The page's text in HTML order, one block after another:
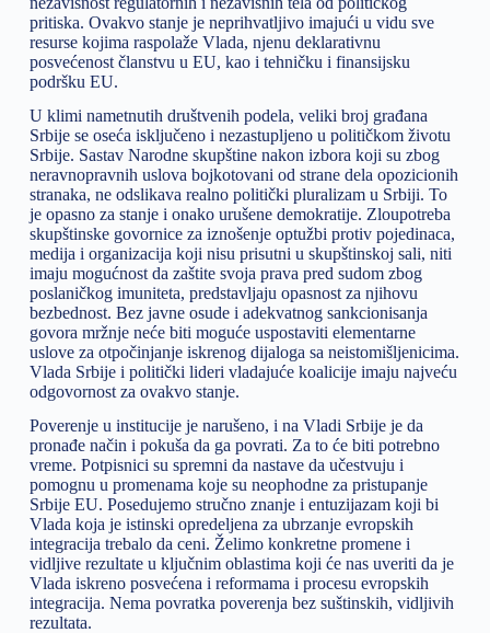
pritiska. Ovakvo stanje je neprihvatljivo imajući u vidu sve
resurse kojima raspolaže Vlada, njenu deklarativnu
posvećenost članstvu u EU, kao i tehničku i finansijsku
podršku EU.
U klimi nametnutih društvenih podela, veliki broj građana
Srbije se oseća isključeno i nezastupljeno u političkom životu
Srbije. Sastav Narodne skupštine nakon izbora koji su zbog
neravnopravnih uslova bojkotovani od strane dela opozicionih
stranaka, ne odslikava realno politički pluralizam u Srbiji. To
je opasno za stanje i onako urušene demokratije. Zloupotreba
skupštinske govornice za iznošenje optužbi protiv pojedinaca,
medija i organizacija koji nisu prisutni u skupštinskoj sali, niti
imaju mogućnost da zaštite svoja prava pred sudom zbog
poslaničkog imuniteta, predstavljaju opasnost za njihovu
bezbednost. Bez javne osude i adekvatnog sankcionisanja
govora mržnje neće biti moguće uspostaviti elementarne
uslove za otpočinjanje iskrenog dijaloga sa neistomišljenicima.
Vlada Srbije i politički lideri vladajuće koalicije imaju najveću
odgovornost za ovakvo stanje.
Poverenje u institucije je narušeno, i na Vladi Srbije je da
pronađe način i pokuša da ga povrati. Za to će biti potrebno
vreme. Potpisnici su spremni da nastave da učestvuju i
pomognu u promenama koje su neophodne za pristupanje
Srbije EU. Posedujemo stručno znanje i entuzijazam koji bi
Vlada koja je istinski opredeljena za ubrzanje evropskih
integracija trebalo da ceni. Želimo konkretne promene i
vidljive rezultate u ključnim oblastima koji će nas uveriti da je
Vlada iskreno posvećena i reformama i procesu evropskih
integracija. Nema povratka poverenja bez suštinskih, vidljivih
rezultata.